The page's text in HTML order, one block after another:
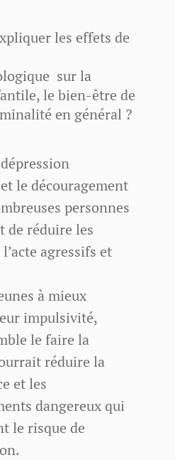
les effets de
sur la
le bien-être de
en général ?
le découragement
personnes
de réduire les
l’acte agressifs et
à mieux
impulsivité,
le faire la
réduire la
et les
dangereux qui
le risque de